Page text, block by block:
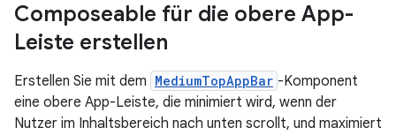
Composeable für die obere App-
Leiste erstellen
Erstellen Sie mit dem MediumTopAppBar -Komponent
eine obere App-Leiste, die minimiert wird, wenn der
Nutzer im Inhaltsbereich nach unten scrollt, und maximiert